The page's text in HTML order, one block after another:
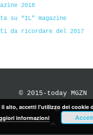
2018
su “IL” magazine
da ricordare del 2017
© 2015-today MGZN
sito, accetti l'utilizzo dei cookie
informazioni